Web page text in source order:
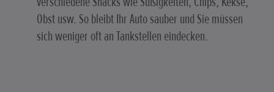
Obst usw. So bleibt Ihr Auto sauber und Sie müssen
sich weniger oft an Tankstellen eindecken.